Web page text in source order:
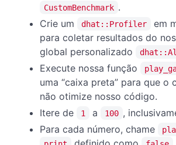
CustomBenchmark .
Crie um
dhat::Profiler
em
para coletar resultados do
global personalizado
Execute nossa função
uma “caixa preta” para que o
não otimize nosso código.
Itere de
1 a 100 ,
Para cada número, chame